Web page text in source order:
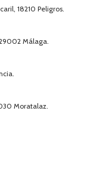
18210 Peligros.
Málaga.
Moratalaz.